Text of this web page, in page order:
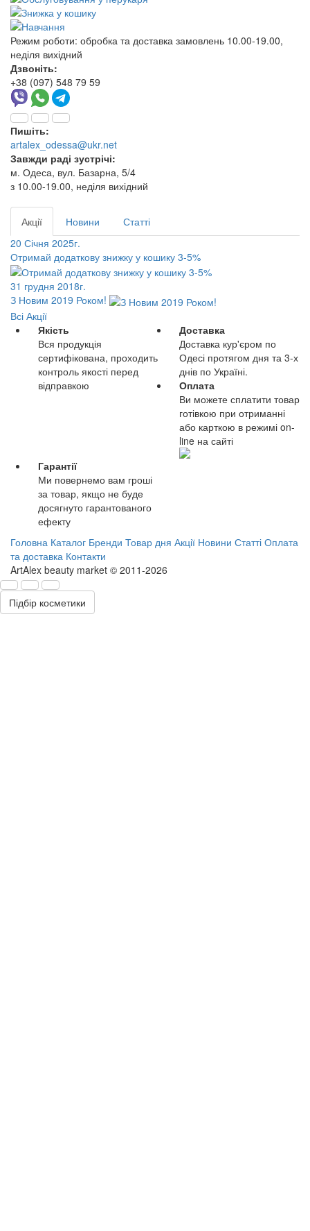
Режим роботи: обробка та доставка замовлень 10.00-19.00,
неділя вихідний
Дзвоніть:
+38 (097) 548 79 59
Пишіть:
artalex_odessa@ukr.net
Завжди раді зустрічі:
м. Одеса, вул. Базарна, 5/4
з 10.00-19.00, неділя вихідний
Акції Новини
Статті
20 Січня 2025г.
Отримай додаткову знижку у кошику 3-5%
31 грудня 2018г.
З Новим 2019 Роком!
Всі Акції
Якість
Вся продукція
сертифікована, проходить
контроль якості перед
відправкою
Доставка
Доставка кур'єром по
Одесі протягом дня та 3-х
днів по Україні.
Оплата
Ви можете сплатити товар
готівкою при отриманні
або карткою в режимі on-
line на сайті
Гарантії
Ми повернемо вам гроші
за товар, якщо не буде
досягнуто гарантованого
ефекту
Головна Каталог Бренди Товар дня Акції Новини Статті Оплата
та доставка Контакти
ArtAlex beauty market © 2011-2026
Підбір косметики